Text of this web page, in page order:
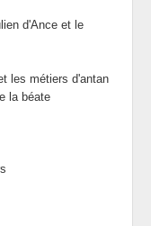
d'Ance et le
les métiers d'antan
la béate